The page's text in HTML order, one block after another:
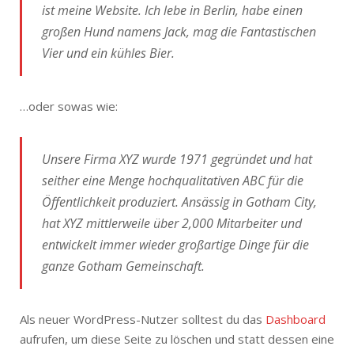
ist meine Website. Ich lebe in Berlin, habe einen
großen Hund namens Jack, mag die Fantastischen
Vier und ein kühles Bier.
…oder sowas wie:
Unsere Firma XYZ wurde 1971 gegründet und hat
seither eine Menge hochqualitativen ABC für die
Öffentlichkeit produziert. Ansässig in Gotham City,
hat XYZ mittlerweile über 2,000 Mitarbeiter und
entwickelt immer wieder großartige Dinge für die
ganze Gotham Gemeinschaft.
Als neuer WordPress-Nutzer solltest du das Dashboard
aufrufen, um diese Seite zu löschen und statt dessen eine